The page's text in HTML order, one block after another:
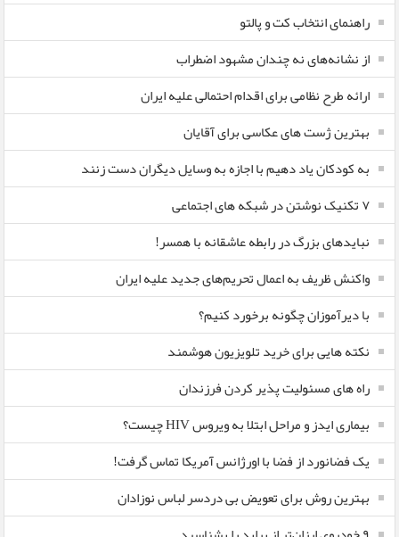
راهنمای انتخاب کت و پالتو
از نشانه‌های نه چندان مشهود اضطراب
ارائه طرح نظامی برای اقدام احتمالی علیه ایران
بهترین ژست های عکاسی برای آقایان
به کودکان یاد دهیم با اجازه به وسایل دیگران دست زنند
۷ تکنیک نوشتن در شبکه های اجتماعی
نبایدهای بزرگ در رابطه عاشقانه با همسر!
واکنش ظریف به اعمال تحریم‌های جدید علیه ایران
با دیرآموزان چگونه برخورد کنیم؟
نکته هایی برای خرید تلویزیون هوشمند
راه های مسئولیت پذیر کردن فرزندان
بیماری ایدز و مراحل ابتلا به ویروس HIV چیست؟
یک فضانورد از فضا با اورژانس آمریکا تماس گرفت!
بهترین روش برای تعویض بی دردسر لباس نوزادان